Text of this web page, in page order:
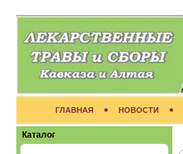
ГЛАВНАЯ НОВОСТИ
Каталог